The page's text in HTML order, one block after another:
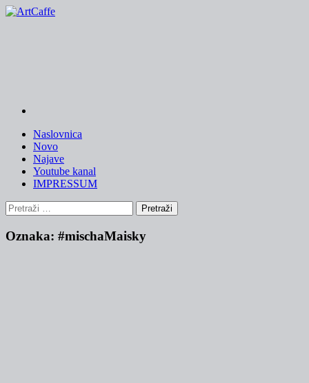
Skip
Naslovnica
Novo
Najave
Youtube kanal
IMPRESSUM
Pretraži:
Oznaka: #mischaMaisky